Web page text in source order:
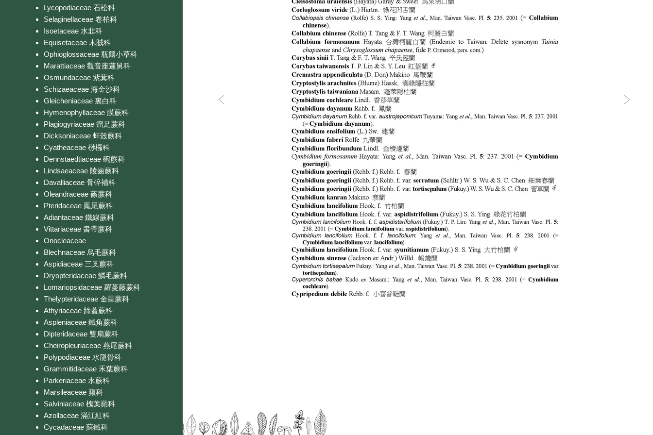
Lycopodiaceae 石松科
Selaginellaceae 卷柏科
Isoetaceae 水韭科
Equisetaceae 木賊科
Ophioglossaceae 瓶爾小草科
Marattiaceae 觀音座蓮舅科
Osmundaceae 紫萁科
Schizaeaceae 海金沙科
Gleicheniaceae 裏白科
Hymenophyllaceae 膜蕨科
Plagiogyriaceae 瘤足蕨科
Dicksoniaceae 蚌殼蕨科
Cyatheaceae 桫欏科
Dennstaedtiaceae 碗蕨科
Lindsaeaceae 陵齒蕨科
Davalliaceae 骨碎補科
Oleandraceae 蓧蕨科
Pteridaceae 鳳尾蕨科
Adiantaceae 鐵線蕨科
Vittariaceae 書帶蕨科
Onocleaceae
Blechnaceae 烏毛蕨科
Aspidiaceae 三叉蕨科
Dryopteridaceae 鱗毛蕨科
Lomariopsidaceae 羅蔓藤蕨科
Thelypteridaceae 金星蕨科
Athyriaceae 蹄蓋蕨科
Aspleniaceae 鐵角蕨科
Dipteridaceae 雙扇蕨科
Cheiropleuriaceae 燕尾蕨科
Polypodiaceae 水龍骨科
Grammitidaceae 禾葉蕨科
Parkeriaceae 水蕨科
Marsileaceae 蘋科
Salviniaceae 槐葉蘋科
Azollaceae 滿江紅科
Cycadaceae 蘇鐵科